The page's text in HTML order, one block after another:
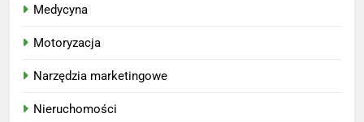
Medycyna
Motoryzacja
Narzędzia marketingowe
Nieruchomości